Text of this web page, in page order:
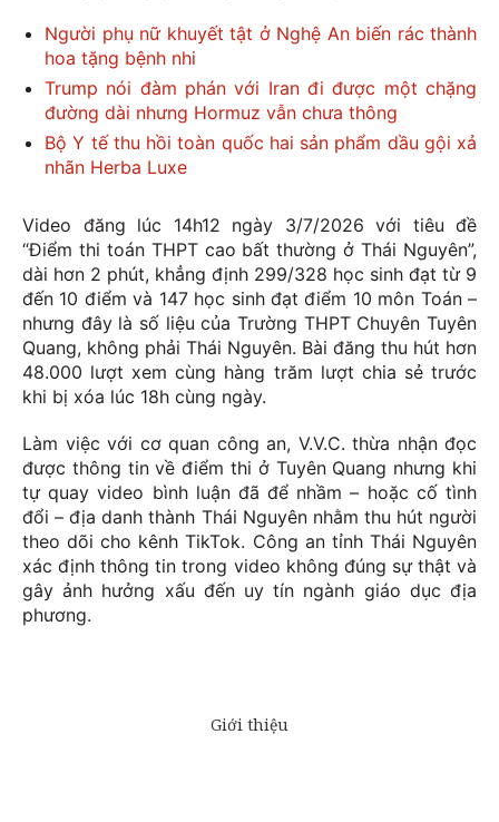
Người phụ nữ khuyết tật ở Nghệ An biến rác thành
hoa tặng bệnh nhi
Trump nói đàm phán với Iran đi được một chặng
đường dài nhưng Hormuz vẫn chưa thông
Bộ Y tế thu hồi toàn quốc hai sản phẩm dầu gội xả
nhãn Herba Luxe
Video đăng lúc 14h12 ngày 3/7/2026 với tiêu đề
“Điểm thi toán THPT cao bất thường ở Thái Nguyên”,
dài hơn 2 phút, khẳng định 299/328 học sinh đạt từ 9
đến 10 điểm và 147 học sinh đạt điểm 10 môn Toán –
nhưng đây là số liệu của Trường THPT Chuyên Tuyên
Quang, không phải Thái Nguyên. Bài đăng thu hút hơn
48.000 lượt xem cùng hàng trăm lượt chia sẻ trước
khi bị xóa lúc 18h cùng ngày.
Làm việc với cơ quan công an, V.V.C. thừa nhận đọc
được thông tin về điểm thi ở Tuyên Quang nhưng khi
tự quay video bình luận đã để nhầm – hoặc cố tình
đổi – địa danh thành Thái Nguyên nhằm thu hút người
theo dõi cho kênh TikTok. Công an tỉnh Thái Nguyên
xác định thông tin trong video không đúng sự thật và
gây ảnh hưởng xấu đến uy tín ngành giáo dục địa
phương.